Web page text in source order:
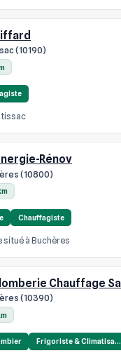
(10190)
Rénov
(10800)
Chauffagiste
à Buchères
(10390)
Frigoriste & Climatisa…